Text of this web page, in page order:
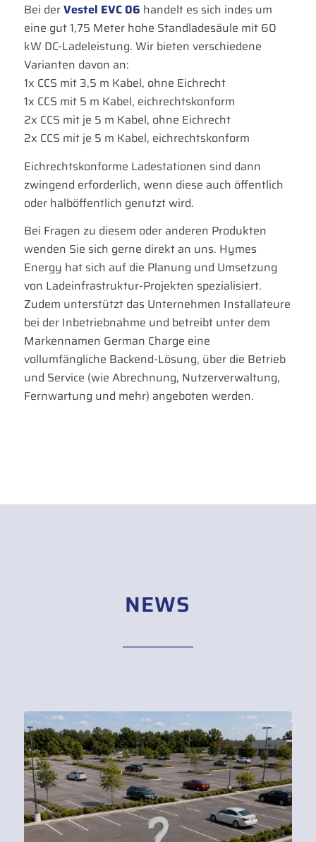
Bei derVestel EVC 06 handelt es sich indes um
eine gut 1,75 Meter hohe Standladesäule mit 60
kW DC-Ladeleistung. Wir bieten verschiedene
Varianten davon an:
1x CCS mit 3,5 m Kabel, ohne Eichrecht
1x CCS mit 5 m Kabel, eichrechtskonform
2x CCS mit je 5 m Kabel, ohne Eichrecht
2x CCS mit je 5 m Kabel, eichrechtskonform
Eichrechtskonforme Ladestationen sind dann
zwingend erforderlich, wenn diese auch öffentlich
oder halböffentlich genutzt wird.
Bei Fragen zu diesem oder anderen Produkten
wenden Sie sich gerne direkt an uns. Hymes
Energy hat sich auf die Planung und Umsetzung
von Ladeinfrastruktur-Projekten spezialisiert.
Zudem unterstützt das Unternehmen Installateure
bei der Inbetriebnahme und betreibt unter dem
Markennamen German Charge eine
vollumfängliche Backend-Lösung, über die Betrieb
und Service (wie Abrechnung, Nutzerverwaltung,
Fernwartung und mehr) angeboten werden.
NEWS